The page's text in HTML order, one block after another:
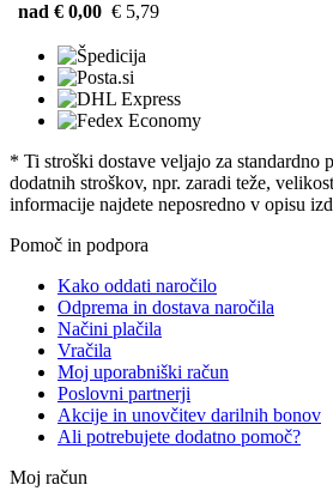
nad € 0,00 € 5,79
* Ti stroški dostave veljajo za standardno
dodatnih stroškov, npr. zaradi teže,
informacije najdete neposredno v opisu
Pomoč in podpora
Kako oddati naročilo
Odprema in dostava naročila
Načini plačila
Vračila
Moj uporabniški račun
Poslovni partnerji
Akcije in unovčitev darilnih bonov
Ali potrebujete dodatno pomoč?
Moj račun